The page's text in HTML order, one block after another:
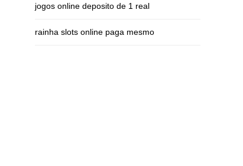
jogos online deposito de 1 real
rainha slots online paga mesmo